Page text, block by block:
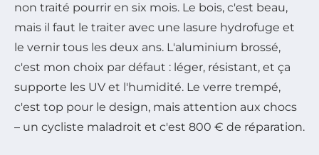
non traité pourrir en six mois. Le bois, c'est beau,
mais il faut le traiter avec une lasure hydrofuge et
le vernir tous les deux ans. L'aluminium brossé,
c'est mon choix par défaut : léger, résistant, et ça
supporte les UV et l'humidité. Le verre trempé,
c'est top pour le design, mais attention aux chocs
– un cycliste maladroit et c'est 800 € de réparation.